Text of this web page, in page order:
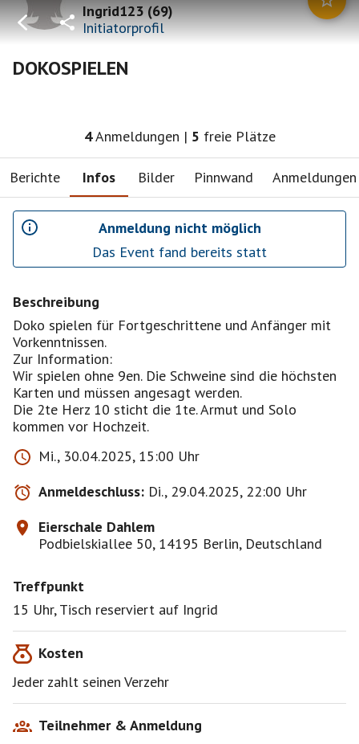
Ingrid123(69)
Initiatorprofil
DOKOSPIELEN
4Anmeldungen | 5 freie Plätze
Berichte Infos Bilder Pinnwand Anmeldungen
Anmeldung nicht möglich
Das Event fand bereits statt
Beschreibung
Doko spielen für Fortgeschrittene und Anfänger mit
Vorkenntnissen.
Zur Information:
Wir spielen ohne 9en. Die Schweine sind die höchsten
Karten und müssen angesagt werden.
Die 2te Herz 10 sticht die 1te. Armut und Solo
Mi., 30.04.2025, 15:00 Uhr
Anmeldeschluss: Di., 29.04.2025, 22:00 Uhr
Eierschale Dahlem
Podbielskiallee 50, 14195 Berlin, Deutschland
Treffpunkt
15 Uhr, Tisch reserviert auf Ingrid
Kosten
Jeder zahlt seinen Verzehr
Teilnehmer & Anmeldung